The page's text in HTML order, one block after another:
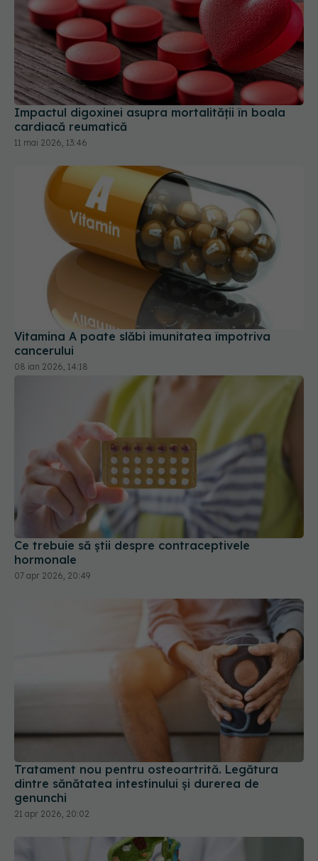
Impactul digoxinei asupra mortalității în boala
cardiacă reumatică
11 mai 2026, 13:46
Vitamina A poate slăbi imunitatea împotriva
cancerului
08 ian 2026, 14:18
Ce trebuie să știi despre contraceptivele
hormonale
07 apr 2026, 20:49
Tratament nou pentru osteoartrită. Legătura
dintre sănătatea intestinului și durerea de
genunchi
21 apr 2026, 20:02